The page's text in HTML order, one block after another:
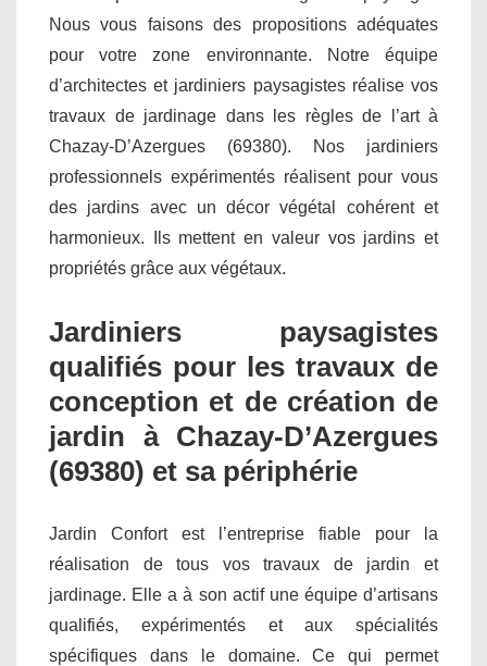
Nous vous faisons des propositions adéquates
pour votre zone environnante. Notre équipe
d’architectes et jardiniers paysagistes réalise vos
travaux de jardinage dans les règles de l’art à
Chazay-D’Azergues (69380). Nos jardiniers
professionnels expérimentés réalisent pour vous
des jardins avec un décor végétal cohérent et
harmonieux. Ils mettent en valeur vos jardins et
propriétés grâce aux végétaux.
Jardiniers paysagistes
qualifiés pour les travaux de
conception et de création de
jardin à Chazay-D’Azergues
(69380) et sa périphérie
Jardin Confort est l’entreprise fiable pour la
réalisation de tous vos travaux de jardin et
jardinage. Elle a à son actif une équipe d’artisans
qualifiés, expérimentés et aux spécialités
spécifiques dans le domaine. Ce qui permet